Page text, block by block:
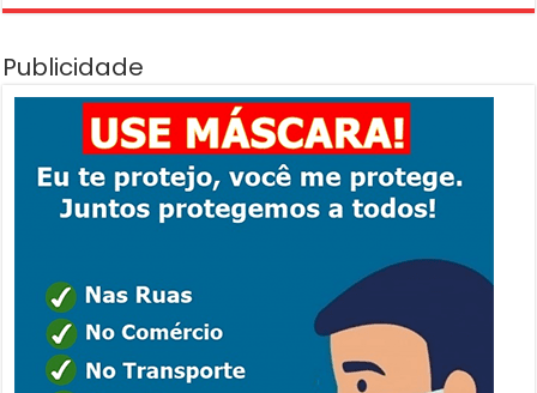
Publicidade